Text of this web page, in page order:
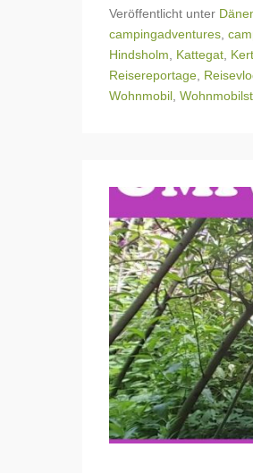
Veröffentlicht unter
campingadventures
Hindsholm
Kattegat
Reisereportage
Wohnmobil